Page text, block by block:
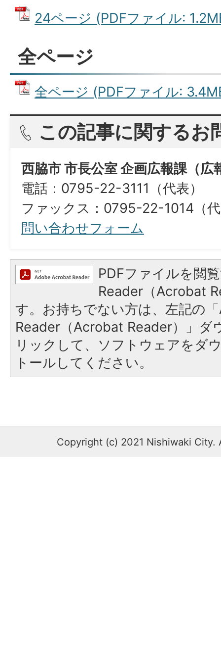
24ページ (PDFファイル:
全ページ
全ページ (PDFファイル:
この記事に関するお
西脇市 市長公室 企画広報課（広
電話：0795-22-3111（代表）
ファックス：0795-22-1014（
問い合わせフォーム
PDFファイルを閲
Reader（Acrobat
す。お持ちでない方は、左記の
Reader（Acrobat Reader）」ダ
リックして、ソフトウェアをダ
トールしてください。
Copyright (c) 2021 Nishiwaki City.